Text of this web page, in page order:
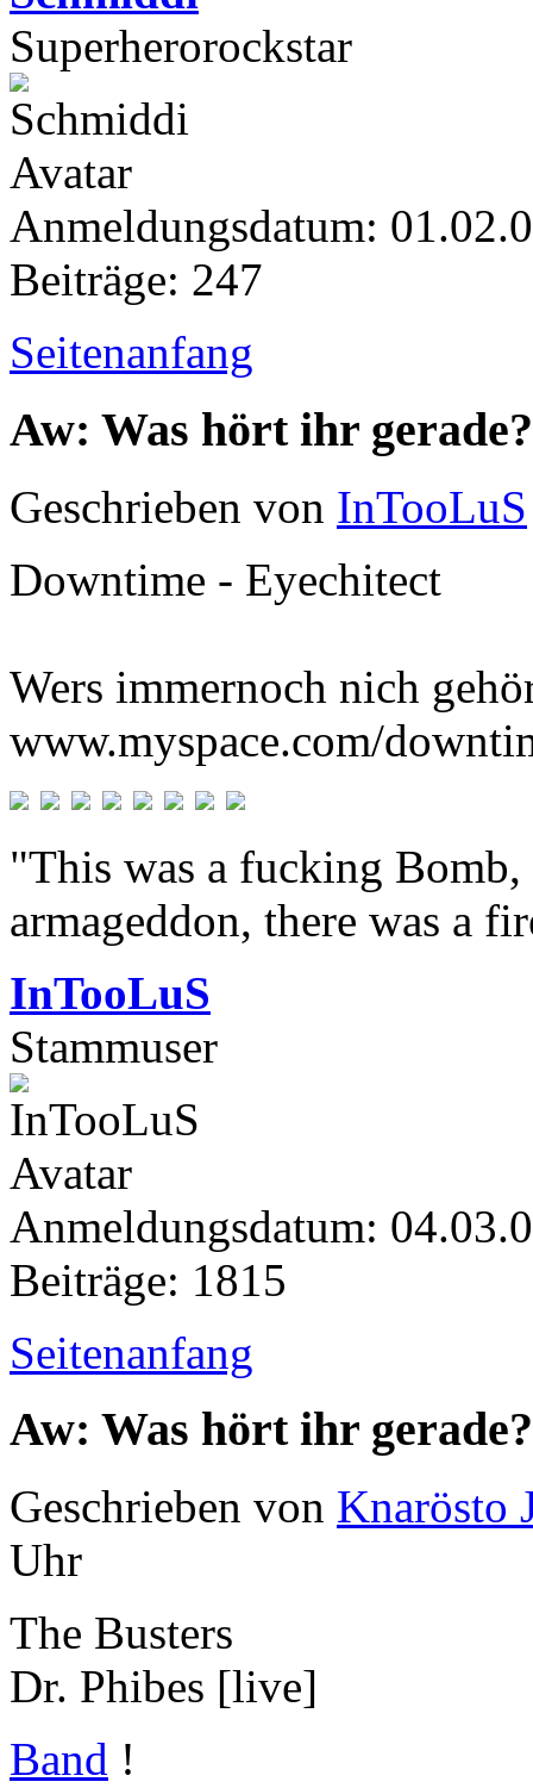
Superherorockstar
Anmeldungsdatum:
Beiträge: 247
Seitenanfang
Aw: Was hört ihr gerade?
Geschrieben von InTooLuS
Downtime - Eyechitect
Wers immernoch nich
www.myspace.com/
"This was a fucking Bomb,
armageddon, there was a
InTooLuS
Stammuser
Anmeldungsdatum:
Beiträge: 1815
Seitenanfang
Aw: Was hört ihr gerade?
Geschrieben von Knarösto
Uhr
The Busters
Dr. Phibes [live]
Band !